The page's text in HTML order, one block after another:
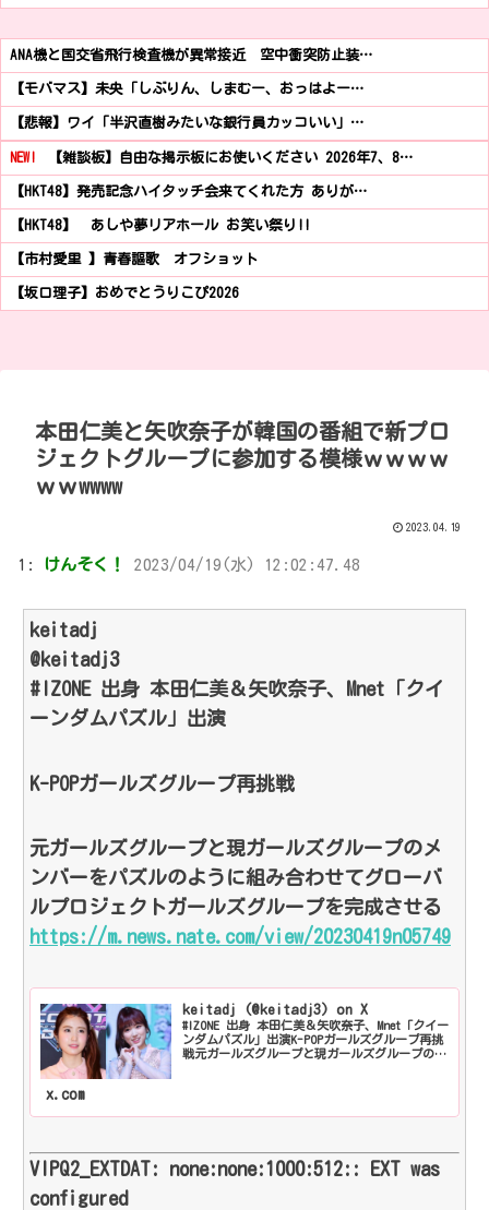
ANA機と国交省飛行検査機が異常接近 空中衝突防止装…
【モバマス】未央「しぶりん、しまむー、おっはよー…
【悲報】ワイ「半沢直樹みたいな銀行員カッコいい」…
NEW! 【雑談板】自由な掲示板にお使いください 2026年7、8…
【HKT48】発売記念ハイタッチ会来てくれた方 ありが…
【HKT48】 あしや夢リアホール お笑い祭り!!
【市村愛里 】青春謳歌 オフショット
【坂口理子】おめでとうりこぴ2026
本田仁美と矢吹奈子が韓国の番組で新プロ
ジェクトグループに参加する模様ｗｗｗｗ
ｗｗwwww
2023.04.19
1: けんそく！ 2023/04/19(水) 12:02:47.48
keitadj
@keitadj3
#IZONE 出身 本田仁美＆矢吹奈子、Mnet「クイ
ーンダムパズル」出演
K-POPガールズグループ再挑戦
元ガールズグループと現ガールズグループのメ
ンバーをパズルのように組み合わせてグローバ
ルプロジェクトガールズグループを完成させる
https://m.news.nate.com/view/20230419n05749
keitadj (@keitadj3) on X
#IZONE 出身 本田仁美＆矢吹奈子、Mnet「クイー
ンダムパズル」出演K-POPガールズグループ再挑
戦元ガールズグループと現ガールズグループのメ
x.com
VIPQ2_EXTDAT: none:none:1000:512:: EXT was
configured